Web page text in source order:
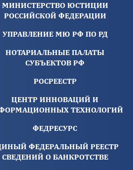
МИНИСТЕРСТВО ЮСТИЦИИ
РОССИЙСКОЙ ФЕДЕРАЦИИ
УПРАВЛЕНИЕ МЮ РФ ПО РД
НОТАРИАЛЬНЫЕ ПАЛАТЫ
СУБЪЕКТОВ РФ
РОСРЕЕСТР
ЦЕНТР ИННОВАЦИЙ И
ТЕХНОЛОГИЙ
ФЕДРЕСУРС
ФЕДЕРАЛЬНЫЙ РЕЕСТР
СВЕДЕНИЙ О БАНКРОТСТВЕ